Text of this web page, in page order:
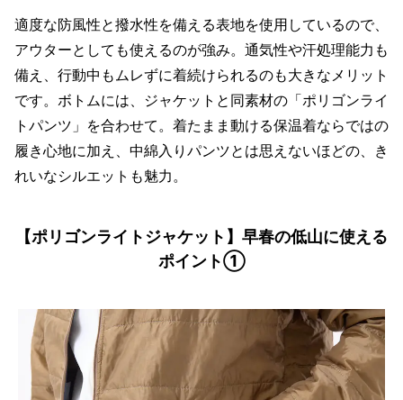
適度な防風性と撥水性を備える表地を使用しているので、
アウターとしても使えるのが強み。通気性や汗処理能力も
備え、行動中もムレずに着続けられるのも大きなメリット
です。ボトムには、ジャケットと同素材の「ポリゴンライ
トパンツ」を合わせて。着たまま動ける保温着ならではの
履き心地に加え、中綿入りパンツとは思えないほどの、き
れいなシルエットも魅力。
【ポリゴンライトジャケット】早春の低山に使える
ポイント①